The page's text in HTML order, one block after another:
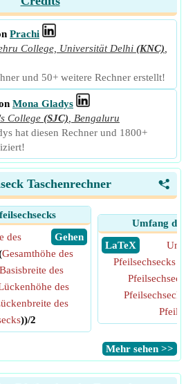
Prachi
College, Universität Delhi (KNC)
und 50+ weitere Rechner erstellt!
Mona Gladys
College (SJC)
Bengaluru
hat diesen Rechner und 1800+
<
Taschenrechner
​ Gehen
des
Gesamthöhe des
Basisbreite des
des
des
))/2
Umfang des
​ LaTeX
Pfeilsechsecks
Pfeilsechsecks
Pfeilsechsecks
​Mehr sehen >>